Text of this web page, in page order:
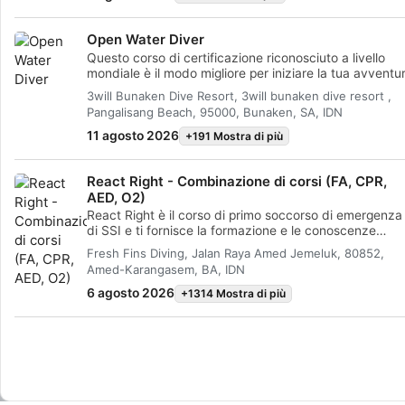
Diver o Open Water Diver entro 6 mesi, così potrai fare
Open Water Diver
Questo corso di certificazione riconosciuto a livello
mondiale è il modo migliore per iniziare la tua
di vita come subacqueo certificato. L'addestramento
personalizzato è combinato con sessioni di pratica in
acqua per assicurarti di avere le competenze e
l'esperienza necessarie per sentirti veramente a tuo
sott'acqua. Otterrai la certificazione SSI Open Water
3will Bunaken Dive Resort, 3will bunaken dive resort ,
Pangalisang Beach, 95000, Bunaken, SA, IDN
11 agosto 2026 +191 Mostra di più
React Right - Combinazione di corsi (FA, CPR,
AED, O2)
React Right è il corso di primo soccorso di emergenza
di SSI e ti fornisce la formazione e le conoscenze
necessarie per agire come primo soccorritore in caso di
emergenza medica. In questo programma subacqueo
flessibile, puoi scegliere quali argomenti vuoi
approfondire, tra cui la valutazione primaria, il primo
soccorso, la RCP e le tecniche di stabilizzazione
strumenti e la sicurezza necessari per intervenire in
Fresh Fins Diving, Jalan Raya Amed Jemeluk, 80852,
Amed-Karangasem, BA, IDN
6 agosto 2026 +1314 Mostra di più
Funzionale
Pubblicità